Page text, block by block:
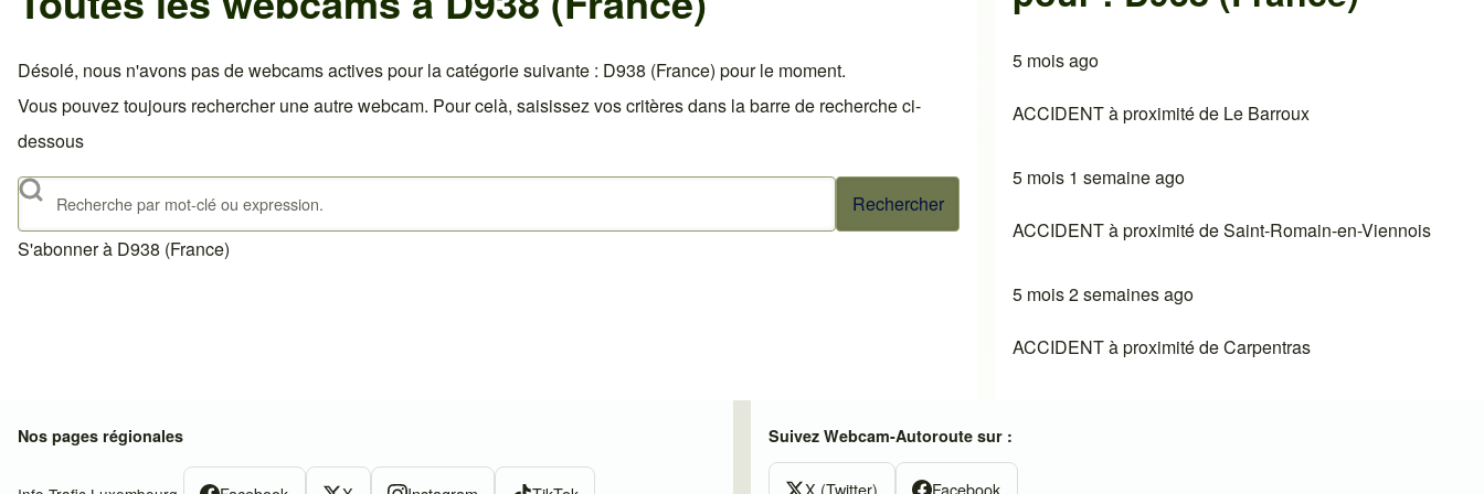
Désolé, nous n'avons pas de webcams actives pour la catégorie suivante : D938 (France) pour le moment.
Vous pouvez toujours rechercher une autre webcam. Pour celà, saisissez vos critères dans la barre de recherche ci-
dessous
Rechercher
S'abonner à D938 (France)
5 mois ago
ACCIDENT à proximité de Le Barroux
5 mois 1 semaine ago
ACCIDENT à proximité de Saint-Romain-en-Viennois
5 mois 2 semaines ago
ACCIDENT à proximité de Carpentras
Nos pages régionales Suivez Webcam-Autoroute sur :
X (Twitter) Facebook